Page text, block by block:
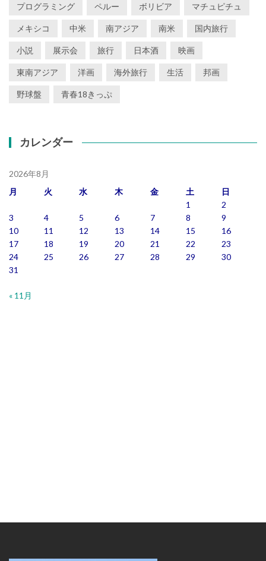
プログラミング ペルー ボリビア マチュピチュ
メキシコ 中米 南アジア 南米 国内旅行
小説 展示会 旅行 日本酒 映画
東南アジア 洋画 海外旅行 生活 邦画
野球盤 青春18きっぷ
カレンダー
2026年8月
月
火 水 木 金 土
日
1
2
3
4 5 6 7 8
9
10
11 12 13 14 15
16
17
18 19 20 21 22
23
24
25 26 27 28 29
30
31
« 11月